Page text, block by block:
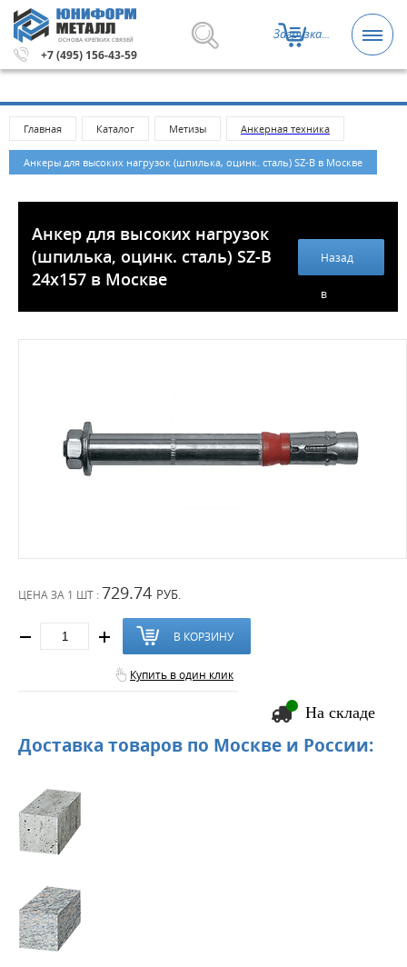
ОСНОВА КРЕПКИХ СВЯЗЕЙ
+7 (495) 156-43-59
Загрузка...
и крепежные изделия оптом. Минимальная
Главная Каталог Метизы Анкерная техника
Анкеры для высоких нагрузок (шпилька, оцинк. сталь) SZ-В в Москве
Анкер для высоких нагрузок
(шпилька, оцинк. сталь) SZ-B
24х157 в Москве
Назад
в
ЦЕНА ЗА 1 ШТ : 729.74 РУБ.
В КОРЗИНУ
Купить в один клик
На складе
Доставка товаров по Москве и России: